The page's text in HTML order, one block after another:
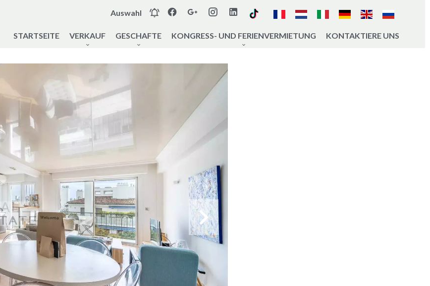
Auswahl
STARTSEITE VERKAUF GESCHAFTE KONGRESS- UND FERIENVERMIETUNG KONTAKTIERE UNS